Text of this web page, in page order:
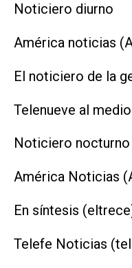
Noticiero diurno
América noticias
El noticiero de la
Telenueve al
Noticiero nocturno
América Noticias
En síntesis
Telefe Noticias